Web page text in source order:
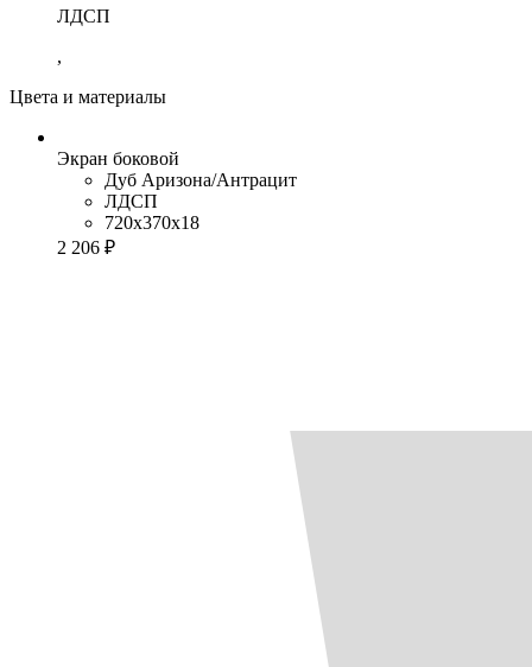
ЛДСП
,
Цвета и материалы
Экран боковой
Дуб Аризона/Антрацит
ЛДСП
720x370x18
2 206 ₽